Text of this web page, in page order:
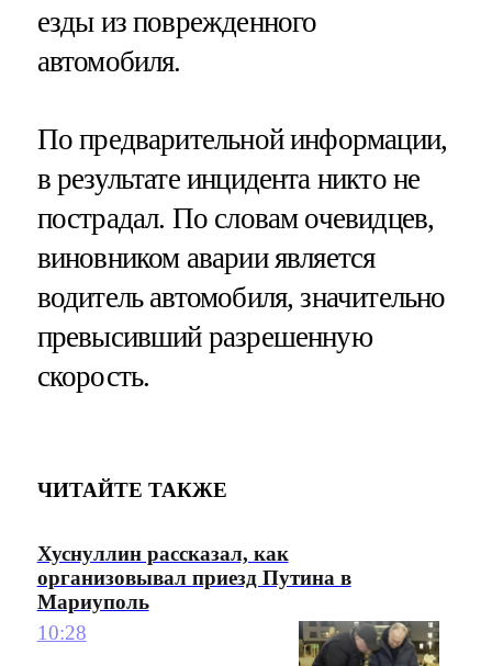
езды из поврежденного
автомобиля.
По предварительной информации,
в результате инцидента никто не
пострадал. По словам очевидцев,
виновником аварии является
водитель автомобиля, значительно
превысивший разрешенную
скорость.
ЧИТАЙТЕ ТАКЖЕ
Хуснуллин рассказал, как
организовывал приезд Путина в
Мариуполь
10:28